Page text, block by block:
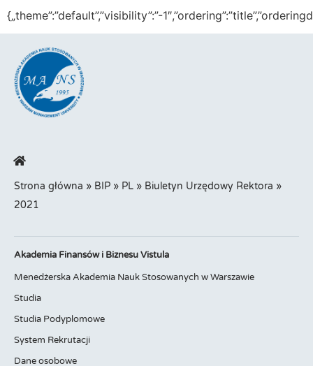
{„theme”:”default”,”visibility”:”-
Strona główna » BIP » PL » Biuletyn Urzędowy Rektora »
2021
Akademia Finansów i Biznesu Vistula
Menedżerska Akademia Nauk Stosowanych w Warszawie
Studia
Studia Podyplomowe
System Rekrutacji
Dane osobowe